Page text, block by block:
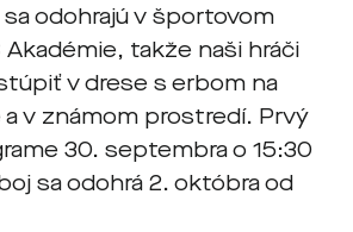
odohrajú v športovom
Akadémie, takže naši hráči
v drese s erbom na
v známom prostredí. Prvý
30. septembra o 15:30
sa odohrá 2. októbra od